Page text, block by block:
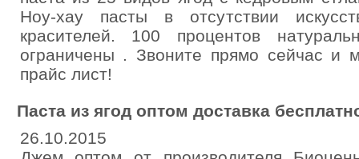
Ноу-хау пасты в отсутствии
красителей. 100 процентов
ограничены . Звоните прямо сейчас и
прайс лист!
Паста из ягод оптом доставка
26.10.2015